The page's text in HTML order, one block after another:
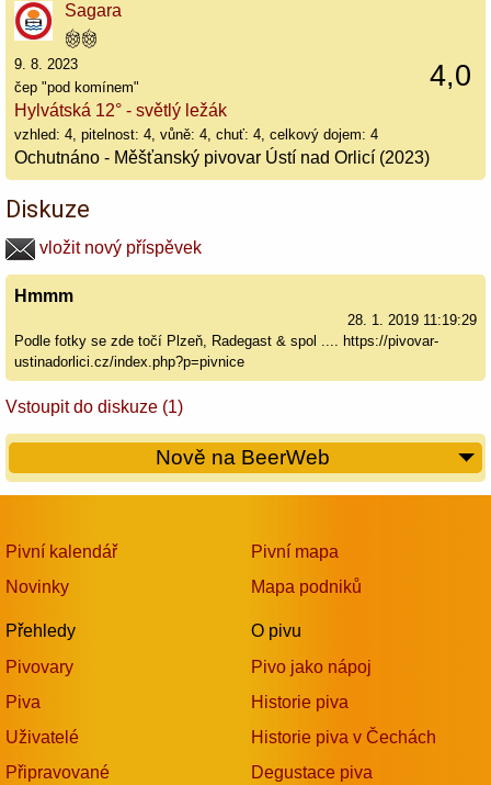
Sagara
4,0
9. 8. 2023
čep "pod komínem"
Hylvátská 12° - světlý ležák
vzhled: 4, pitelnost: 4, vůně: 4, chuť: 4, celkový dojem: 4
Ochutnáno - Měšťanský pivovar Ústí nad Orlicí (2023)
Diskuze
vložit nový příspěvek
Hmmm
28. 1. 2019 11:19:29
Podle fotky se zde točí Plzeň, Radegast & spol .... https://pivovar-
ustinadorlici.cz/index.php?p=pivnice
Vstoupit do diskuze (1)
Nově na BeerWeb
Pivní kalendář
Novinky
Přehledy
Pivovary
Piva
Uživatelé
Připravované
Pivní mapa
Mapa podniků
O pivu
Pivo jako nápoj
Historie piva
Historie piva v Čechách
Degustace piva